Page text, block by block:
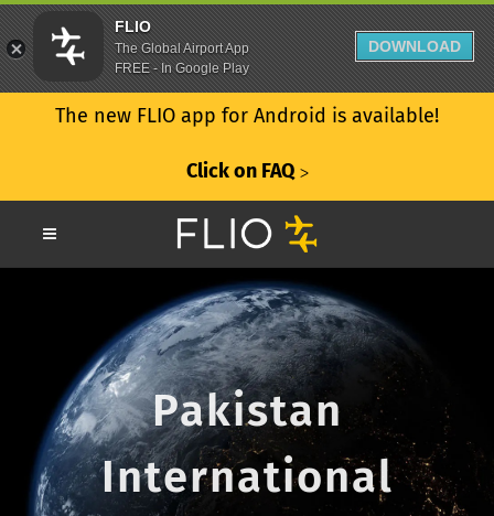
The new FLIO app for Android is available!
Click on FAQ ᐳ
Pakistan
International
FLIO
The Global Airport App
FREE - In Google Play
DOWNLOAD